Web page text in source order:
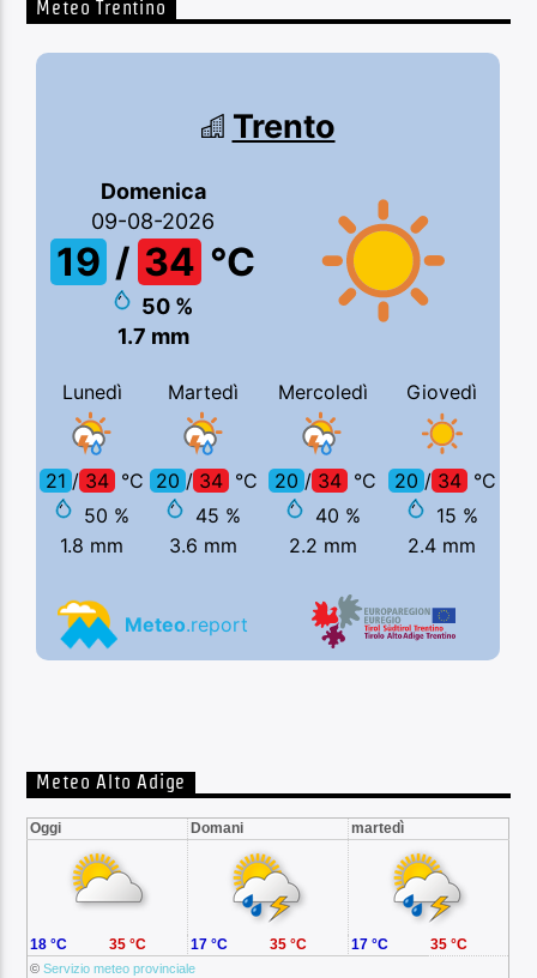
Meteo Trentino
Meteo Alto Adige
Oggi Domani martedì
©Servizio meteo provinciale
18 °C 35 °C 17 °C 35 °C 17 °C 35 °C